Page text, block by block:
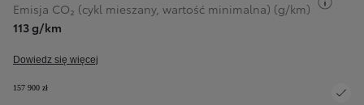
Emisja CO₂ (cykl mieszany, wartość minimalna) (g/km)
113 g/km
Dowiedz się więcej
157 900 zł